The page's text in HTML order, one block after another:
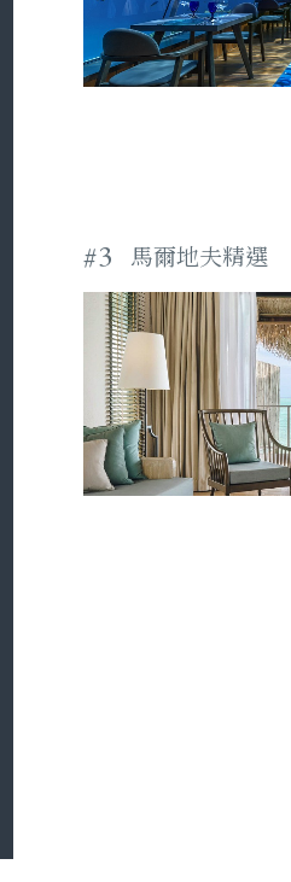
#3 馬爾地夫精選